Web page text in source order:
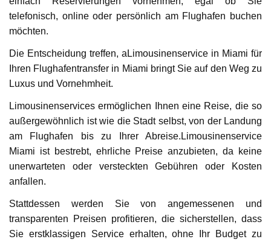
telefonisch, online oder persönlich am Flughafen buchen
möchten.
Die Entscheidung treffen, aLimousinenservice in Miami für
Ihren Flughafentransfer in Miami bringt Sie auf den Weg zu
Luxus und Vornehmheit.
Limousinenservices ermöglichen Ihnen eine Reise, die so
außergewöhnlich ist wie die Stadt selbst, von der Landung
am Flughafen bis zu Ihrer Abreise.Limousinenservice
Miami ist bestrebt, ehrliche Preise anzubieten, da keine
unerwarteten oder versteckten Gebühren oder Kosten
anfallen.
Stattdessen werden Sie von angemessenen und
transparenten Preisen profitieren, die sicherstellen, dass
Sie erstklassigen Service erhalten, ohne Ihr Budget zu